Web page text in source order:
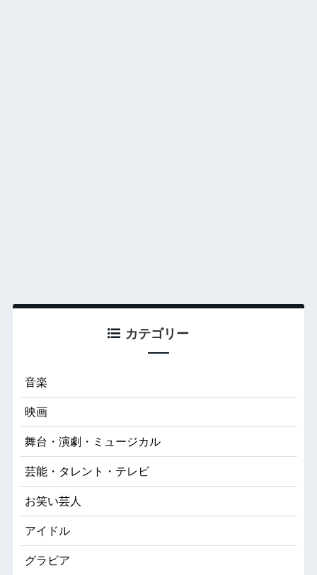
カテゴリー
音楽
映画
舞台・演劇・ミュージカル
芸能・タレント・テレビ
お笑い芸人
アイドル
グラビア